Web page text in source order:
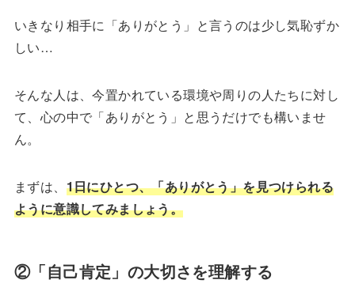
いきなり相手に「ありがとう」と言うのは少し気恥ずか
しい…
そんな人は、今置かれている環境や周りの人たちに対し
て、心の中で「ありがとう」と思うだけでも構いませ
ん。
まずは、 1日にひとつ、「ありがとう」を見つけられる
ように意識してみましょう。
②「自己肯定」の大切さを理解する